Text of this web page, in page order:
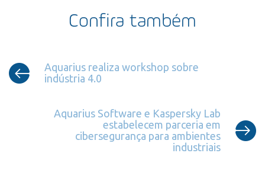
Confira também
Aquarius realiza workshop sobre
indústria 4.0
Aquarius Software e Kaspersky Lab
estabelecem parceria em
cibersegurança para ambientes
industriais